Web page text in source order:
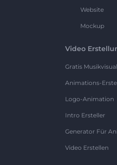
Website
Mockup
Video
Gratis
Animations-
Logo-Animation
Intro Ersteller
Generator Für
Video Erstellen